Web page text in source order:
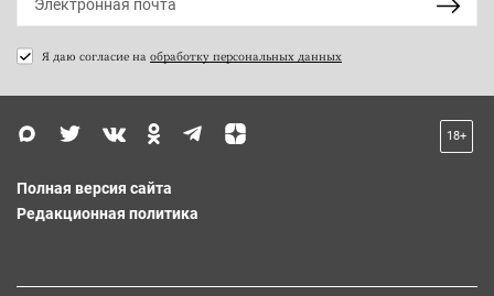
Я даю согласие на обработку персональных данных
18+
Полная версия сайта
Редакционная политика